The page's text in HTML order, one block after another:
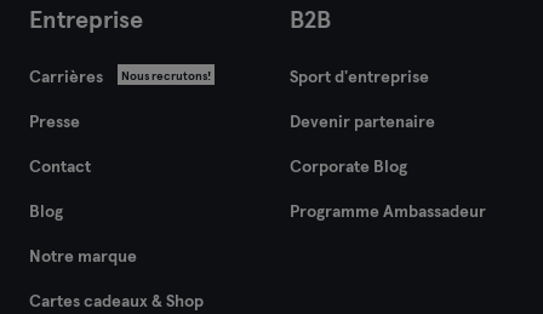
Entreprise
Carrières Nous recrutons!
Presse
Contact
Blog
Notre marque
Cartes cadeaux & Shop
B2B
Sport d'entreprise
Devenir partenaire
Corporate Blog
Programme Ambassadeur